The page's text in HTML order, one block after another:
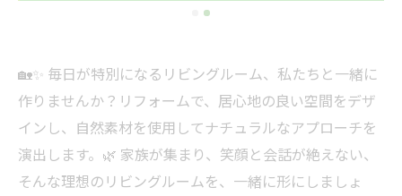
🏡✨ 毎日が特別になるリビングルーム、私たちと一緒に
作りませんか？リフォームで、居心地の良い空間をデザ
インし、自然素材を使用してナチュラルなアプローチを
演出します。🌿 家族が集まり、笑顔と会話が絶えない、
そんな理想のリビングルームを、一緒に形にしましょ